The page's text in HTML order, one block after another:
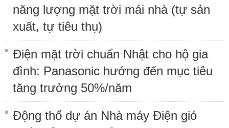
năng lượng mặt trời mái nhà (tự sản
xuất, tự tiêu thụ)
Điện mặt trời chuẩn Nhật cho hộ gia
đình: Panasonic hướng đến mục tiêu
tăng trưởng 50%/năm
Động thổ dự án Nhà máy Điện gió